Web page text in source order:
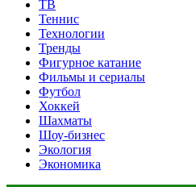
ТВ
Теннис
Технологии
Тренды
Фигурное катание
Фильмы и сериалы
Футбол
Хоккей
Шахматы
Шоу-бизнес
Экология
Экономика